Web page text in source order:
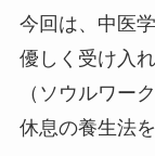
今回は、中医
優しく受け入
（ソウルワー
休息の養生法